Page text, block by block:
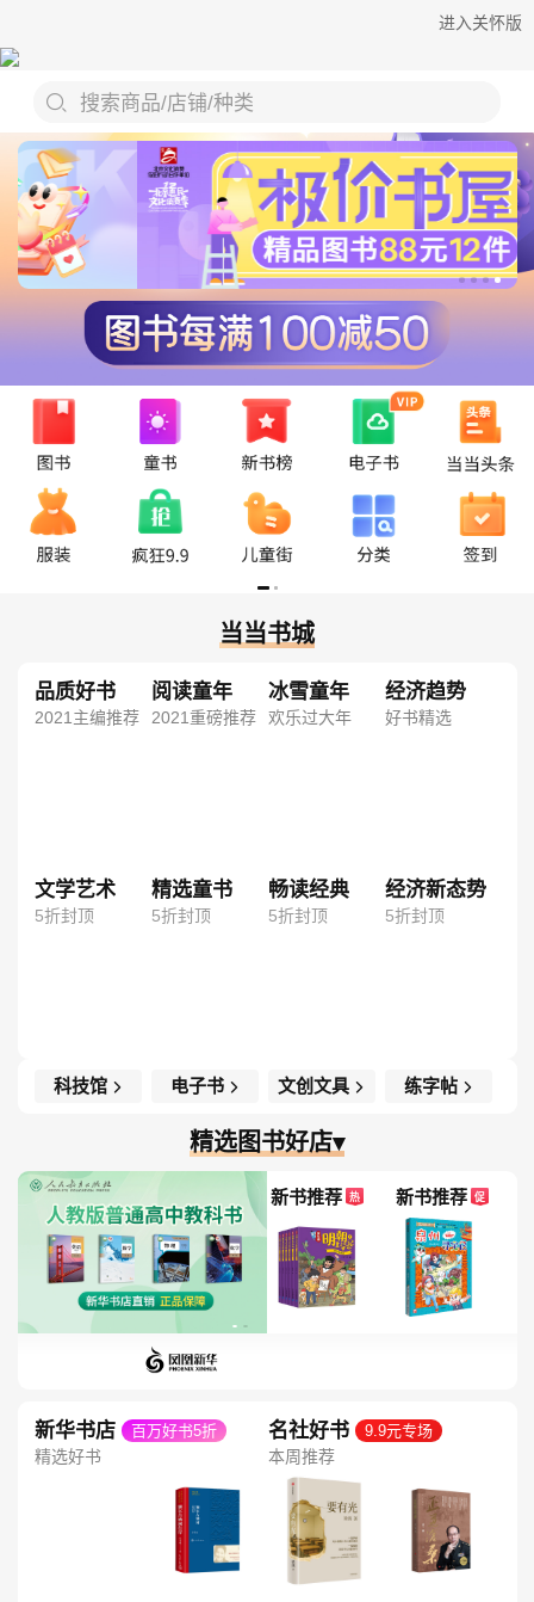
进入关怀版
搜索商品/店铺/种类
当当书城
品质好书
2021主编推荐
阅读童年
2021重磅推荐
冰雪童年
欢乐过大年
经济趋势
好书精选
文学艺术
5折封顶
精选童书
5折封顶
畅读经典
5折封顶
经济新态势
5折封顶
科技馆 电子书 文创文具 练字帖
精选图书好店▾
新书推荐 热 新书推荐 促
新华书店 百万好书5折
精选好书
名社好书 9.9元专场
本周推荐